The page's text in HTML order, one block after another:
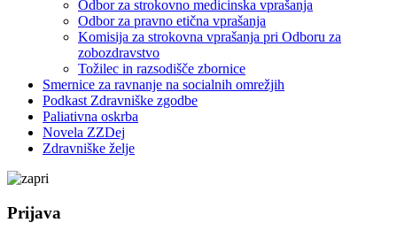
Odbor za strokovno medicinska vprašanja
Odbor za pravno etična vprašanja
Komisija za strokovna vprašanja pri Odboru za
zobozdravstvo
Tožilec in razsodišče zbornice
Smernice za ravnanje na socialnih omrežjih
Podkast Zdravniške zgodbe
Paliativna oskrba
Novela ZZDej
Zdravniške želje
Prijava